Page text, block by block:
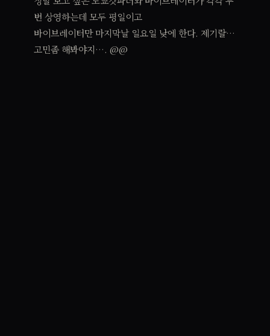
번 상영하는데 모두 평일이고
바이브레이터만 마지막날 일요일 낮에 한다. 제기랄…
고민좀 해봐야지…. @@